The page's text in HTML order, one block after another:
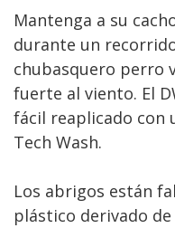
Mantenga a su
durante un
chubasquero perro
fuerte al viento. El
fácil reaplicado con
Tech Wash.
Los abrigos están
plástico derivado